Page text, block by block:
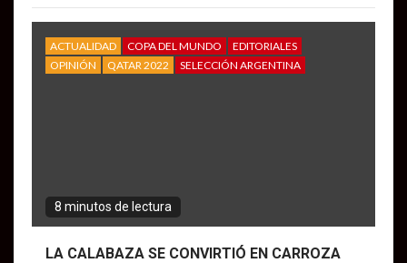
ACTUALIDAD COPA DEL MUNDO
EDITORIALES
OPINIÓN
QATAR 2022 SELECCIÓN ARGENTINA
8 minutos de lectura
LA CALABAZA SE CONVIRTIÓ EN CARROZA